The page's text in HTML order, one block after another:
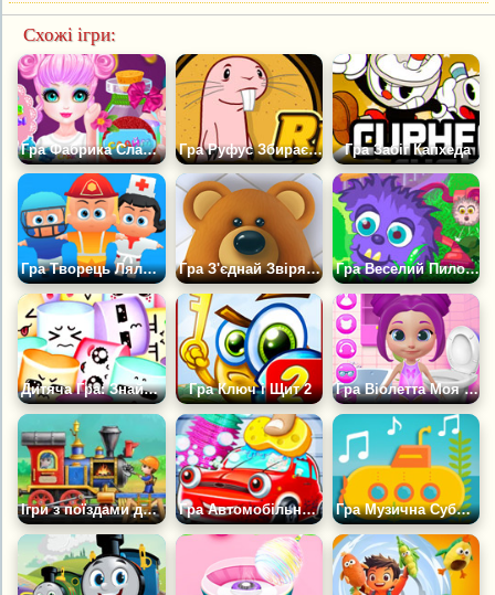
Схожі ігри:
Гра Фабрика Слаймів Принцеси Гра Руфус Збирає Зерна Гра Забіг Капхеда
Гра Творець Ляльок Гра З'єднай Звіряток Гра Веселий Пилосос
Дитяча Гра: Знайди Маршмеллоу Гра Ключ і Щит 2 Гра Віолетта Моя Маленька Дівчинка
Ігри з поїздами для Дітей Гра Автомобільне Місто Ремонт Салону Гра Музична Субмарина